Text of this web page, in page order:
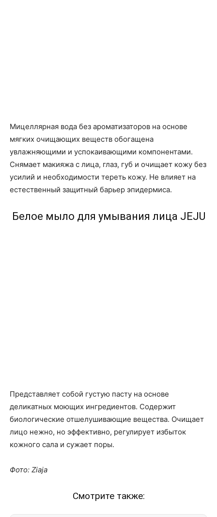
Мицеллярная вода без ароматизаторов на основе
мягких очищающих веществ обогащена
увлажняющими и успокаивающими компонентами.
Снямает макияжа с лица, глаз, губ и очищает кожу без
усилий и необходимости тереть кожу. Не влияет на
естественный защитный барьер эпидермиса.
Белое мыло для умывания лица JEJU
Представляет собой густую пасту на основе
деликатных моющих ингредиентов. Содержит
биологические отшелушивающие вещества. Очищает
лицо нежно, но эффективно, регулирует избыток
кожного сала и сужает поры.
Фото: Ziaja
Смотрите также: